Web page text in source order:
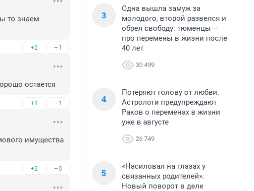
то знаем
+2 –1
остается
+1 –1
имущества
+2 –0
3
Одна вышла замуж за
молодого, второй развелся и
обрел свободу: тюменцы —
про перемены в жизни после
40 лет
30 499
4
Потеряют голову от любви.
Астрологи предупреждают
Раков о переменах в жизни
уже в августе
26 749
5
«Насиловал на глазах у
связанных родителей».
Новый поворот в деле